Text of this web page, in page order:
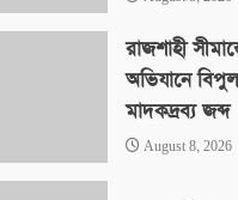
রাজশাহী
অভিযানে
মাদকদ্রব্য জব্দ
August 8, 2026